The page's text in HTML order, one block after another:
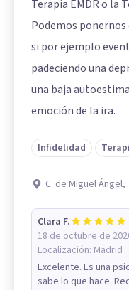
Terapia EMDR o la
Podemos
si por ejemplo
padeciendo una
una baja
emoción de la ira.
Infidelidad
C. de Miguel
Clara F.
18 de octubre de
Localización: Madrid
Excelente. Es una
sabe lo que hace.